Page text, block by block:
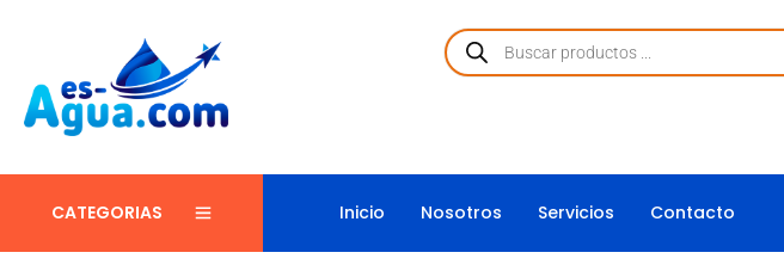
CATEGORIAS Inicio Nosotros Servicios Contacto